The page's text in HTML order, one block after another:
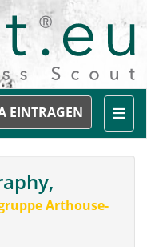
EINTRAGEN
Arthouse-